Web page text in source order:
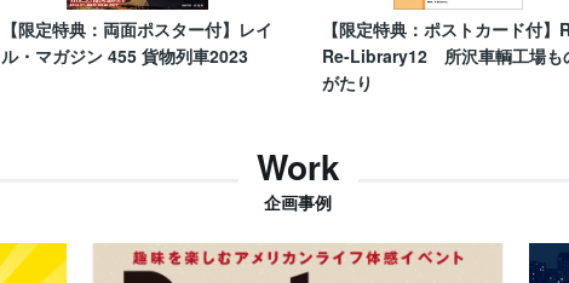
【限定特典：両面ポスター付】レイ
ル・マガジン 455 貨物列車2023
【限定特典：ポストカード付】
Re-Library12 所沢車輌工場も
がたり
Work
企画事例